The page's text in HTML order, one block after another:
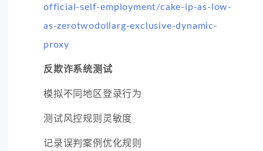
official-self-employment/cake-ip-as-low-
as-zerotwodollarg-exclusive-dynamic-
proxy
反欺诈系统测试
模拟不同地区登录行为
测试风控规则灵敏度
记录误判案例优化规则